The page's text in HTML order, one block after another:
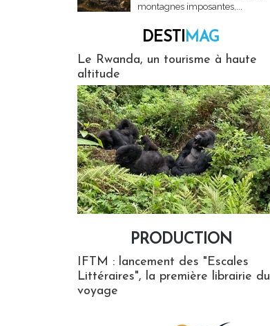
montagnes imposantes,...
DESTIMAG
Le Rwanda, un tourisme à haute
altitude
PRODUCTION
IFTM : lancement des "Escales
Littéraires", la première librairie du
voyage